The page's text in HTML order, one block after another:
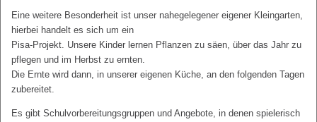
Eine weitere Besonderheit ist unser nahegelegener eigener Kleingarten,
hierbei handelt es sich um ein
Pisa-Projekt. Unsere Kinder lernen Pflanzen zu säen, über das Jahr zu
pflegen und im Herbst zu ernten.
Die Ernte wird dann, in unserer eigenen Küche, an den folgenden Tagen
zubereitet.
Es gibt Schulvorbereitungsgruppen und Angebote, in denen spielerisch